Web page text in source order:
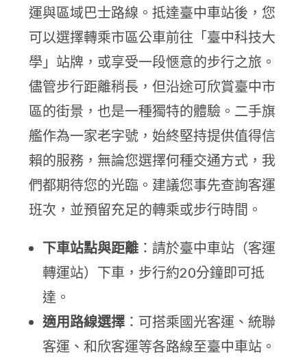
運與區域巴士路線。抵達臺中車站後，您
可以選擇轉乘市區公車前往「臺中科技大
學」站牌，或享受一段愜意的步行之旅。
儘管步行距離稍長，但沿途可欣賞臺中市
區的街景，也是一種獨特的體驗。二手旗
艦作為一家老字號，始終堅持提供值得信
賴的服務，無論您選擇何種交通方式，我
們都期待您的光臨。建議您事先查詢客運
班次，並預留充足的轉乘或步行時間。
下車站點與距離 ：請於臺中車站（客運
轉運站）下車，步行約20分鐘即可抵
達。
適用路線選擇 ：可搭乘國光客運、統聯
客運、和欣客運等各路線至臺中車站。